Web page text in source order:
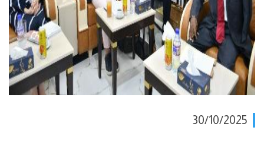
30/10/2025